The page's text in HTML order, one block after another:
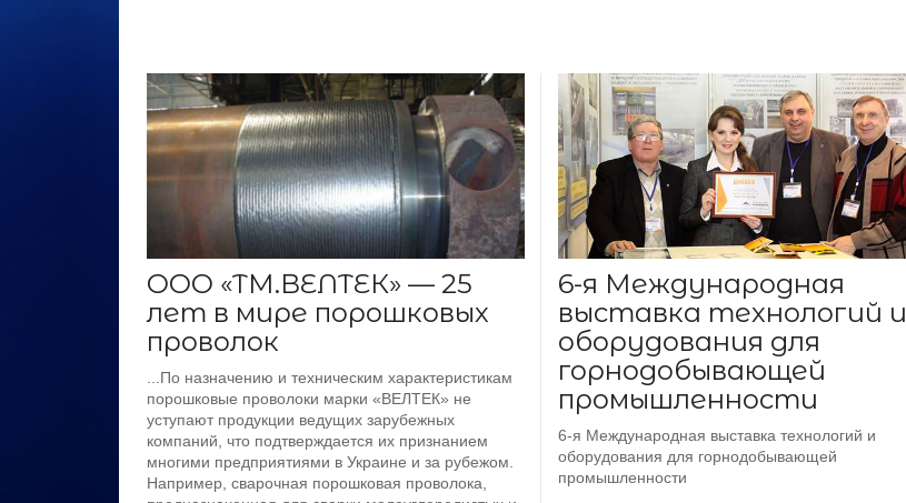
ООО «ТМ.ВЕЛТЕК» — 25
лет в мире порошковых
проволок
...По назначению и техническим характеристикам
порошковые проволоки марки «ВЕЛТЕК» не
уступают продукции ведущих зарубежных
компаний, что подтверждается их признанием
многими предприятиями в Украине и за рубежом.
Например, сварочная порошковая проволока,
6-я Международная
выставка технологий и
оборудования для
горнодобывающей
промышленности
6-я Международная выставка технологий и
оборудования для горнодобывающей
промышленности